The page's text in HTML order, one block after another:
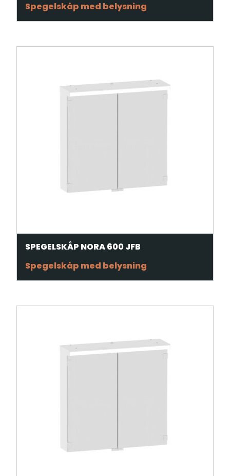
Spegelskåp med belysning
SPEGELSKÅP NORA 600 JFB
Spegelskåp med belysning